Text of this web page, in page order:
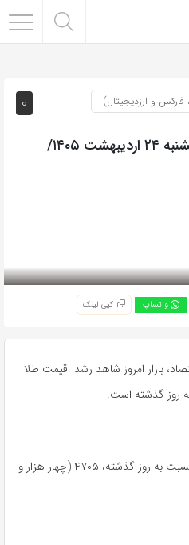
0 فارکس و ارزدیجیتال)
قیمت طلا و سکه امروز‌ پنجشنبه ۲۴ اردیبهشت ۱۴۰۵/
واتساپ کپی لینک
بازار امروز شاهد رشد قیمت طلا
قیمت طلای جهانی با رشد ۴ دلاری نسبت به روز گذشته، ۴۷۰۵ (چهار هزار و